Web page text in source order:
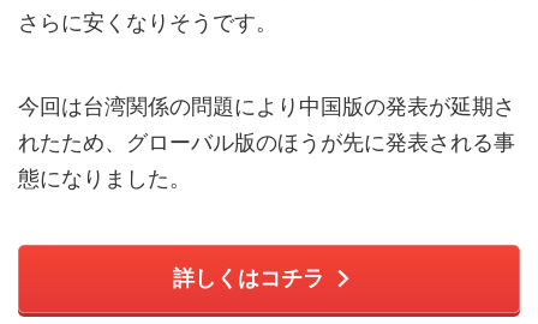
さらに安くなりそうです。
今回は台湾関係の問題により中国版の発表が延期さ
れたため、グローバル版のほうが先に発表される事
態になりました。
詳しくはコチラ